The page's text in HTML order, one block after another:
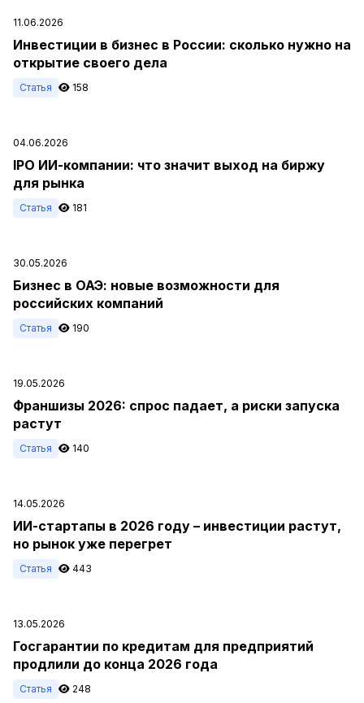
11.06.2026
Инвестиции в бизнес в России: сколько нужно на
открытие своего дела
Статья 158
04.06.2026
IPO ИИ-компании: что значит выход на биржу
для рынка
Статья 181
30.05.2026
Бизнес в ОАЭ: новые возможности для
российских компаний
Статья 190
19.05.2026
Франшизы 2026: спрос падает, а риски запуска
растут
Статья 140
14.05.2026
ИИ-стартапы в 2026 году – инвестиции растут,
но рынок уже перегрет
Статья 443
13.05.2026
Госгарантии по кредитам для предприятий
продлили до конца 2026 года
Статья 248